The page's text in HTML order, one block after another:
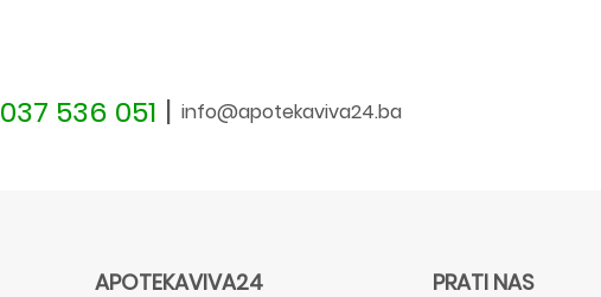
037 536 051 | info@apotekaviva24.ba
APOTEKAVIVA24 PRATI NAS